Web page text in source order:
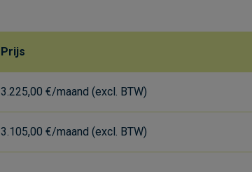
Prijs
3.225,00 €/maand (excl. BTW)
3.105,00 €/maand (excl. BTW)